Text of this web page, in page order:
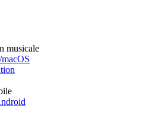
musicale